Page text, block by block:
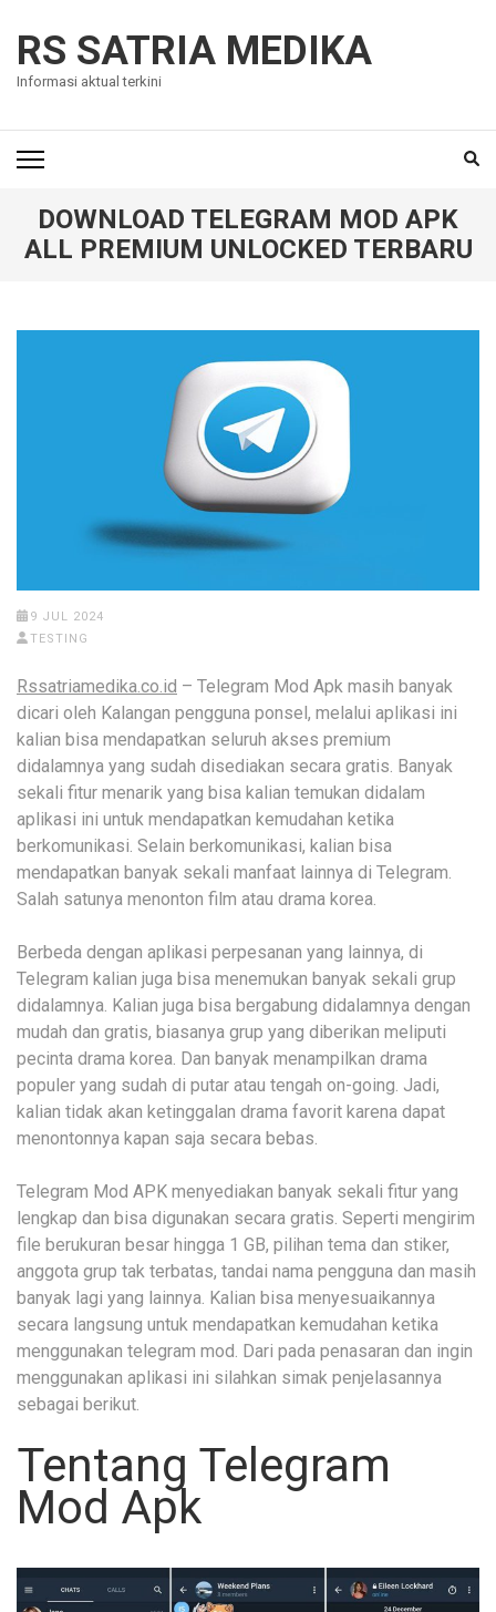
content
(Press
RS SATRIA MEDIKA
Informasi aktual terkini
DOWNLOAD TELEGRAM MOD APK
ALL PREMIUM UNLOCKED TERBARU
9 JUL 2024
TESTING
Rssatriamedika.co.id – Telegram Mod Apk masih banyak
dicari oleh Kalangan pengguna ponsel, melalui aplikasi ini
kalian bisa mendapatkan seluruh akses premium
didalamnya yang sudah disediakan secara gratis. Banyak
sekali fitur menarik yang bisa kalian temukan didalam
aplikasi ini untuk mendapatkan kemudahan ketika
berkomunikasi. Selain berkomunikasi, kalian bisa
mendapatkan banyak sekali manfaat lainnya di Telegram.
Salah satunya menonton film atau drama korea.
Berbeda dengan aplikasi perpesanan yang lainnya, di
Telegram kalian juga bisa menemukan banyak sekali grup
didalamnya. Kalian juga bisa bergabung didalamnya dengan
mudah dan gratis, biasanya grup yang diberikan meliputi
pecinta drama korea. Dan banyak menampilkan drama
populer yang sudah di putar atau tengah on-going. Jadi,
kalian tidak akan ketinggalan drama favorit karena dapat
menontonnya kapan saja secara bebas.
Telegram Mod APK menyediakan banyak sekali fitur yang
lengkap dan bisa digunakan secara gratis. Seperti mengirim
file berukuran besar hingga 1 GB, pilihan tema dan stiker,
anggota grup tak terbatas, tandai nama pengguna dan masih
banyak lagi yang lainnya. Kalian bisa menyesuaikannya
secara langsung untuk mendapatkan kemudahan ketika
menggunakan telegram mod. Dari pada penasaran dan ingin
menggunakan aplikasi ini silahkan simak penjelasannya
sebagai berikut.
Tentang Telegram
Mod Apk